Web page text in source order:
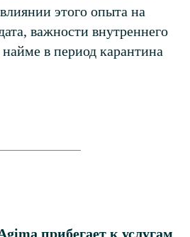
этого опыта на
важности внутреннего
в период карантина
прибегает к услугам